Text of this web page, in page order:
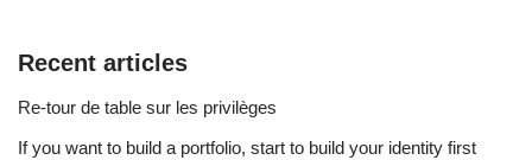
Recent articles
Re-tour de table sur les privilèges
If you want to build a portfolio, start to build your identity first